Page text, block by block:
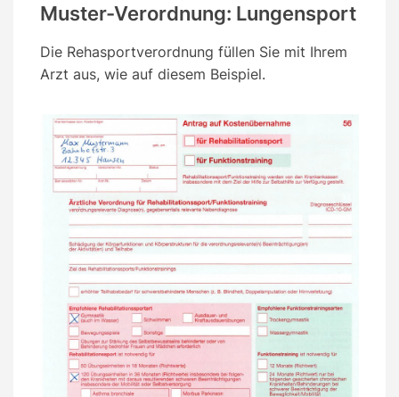
Muster-Verordnung: Lungensport
Die Rehasportverordnung füllen Sie mit Ihrem
Arzt aus, wie auf diesem Beispiel.